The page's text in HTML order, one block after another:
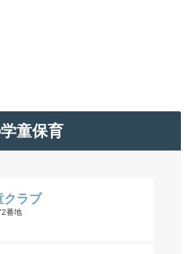
童保育
クラブ
番地